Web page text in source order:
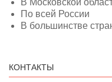
В Московской
По всей России
В большинстве
КОНТАКТЫ